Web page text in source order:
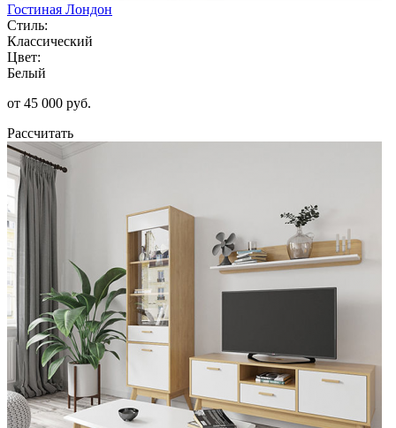
Гостиная Лондон
Стиль:
Классический
Цвет:
Белый
от 45 000 руб.
Рассчитать